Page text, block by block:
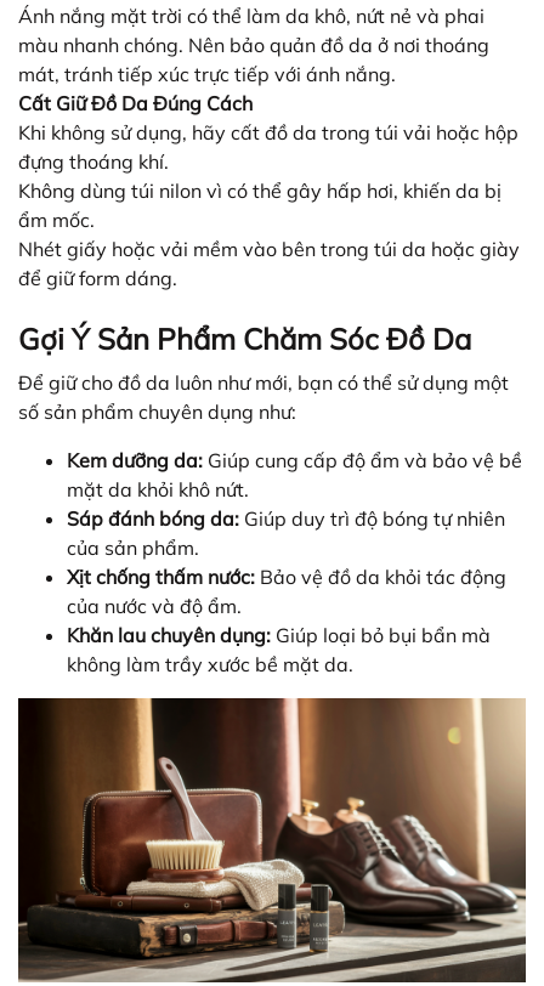
Ánh nắng mặt trời có thể làm da khô, nứt nẻ và phai
màu nhanh chóng. Nên bảo quản đồ da ở nơi thoáng
mát, tránh tiếp xúc trực tiếp với ánh nắng.
Cất Giữ Đồ Da Đúng Cách
Khi không sử dụng, hãy cất đồ da trong túi vải hoặc hộp
đựng thoáng khí.
Không dùng túi nilon vì có thể gây hấp hơi, khiến da bị
ẩm mốc.
Nhét giấy hoặc vải mềm vào bên trong túi da hoặc giày
để giữ form dáng.
Gợi Ý Sản Phẩm Chăm Sóc Đồ Da
Để giữ cho đồ da luôn như mới, bạn có thể sử dụng một
số sản phẩm chuyên dụng như:
Kem dưỡng da: Giúp cung cấp độ ẩm và bảo vệ bề
mặt da khỏi khô nứt.
Sáp đánh bóng da: Giúp duy trì độ bóng tự nhiên
của sản phẩm.
Xịt chống thấm nước: Bảo vệ đồ da khỏi tác động
của nước và độ ẩm.
Khăn lau chuyên dụng: Giúp loại bỏ bụi bẩn mà
không làm trầy xước bề mặt da.